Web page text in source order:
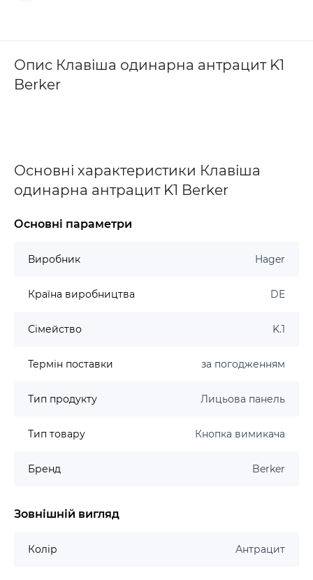
Опис Клавіша одинарна антрацит K1
Berker
Основні характеристики Клавіша
одинарна антрацит K1 Berker
Основні параметри
Виробник Hager
Країна виробництва DE
Сімейство K.1
Термін поставки за погодженням
Тип продукту Лицьова панель
Тип товару Кнопка вимикача
Бренд Berker
Зовнішній вигляд
Колір Антрацит